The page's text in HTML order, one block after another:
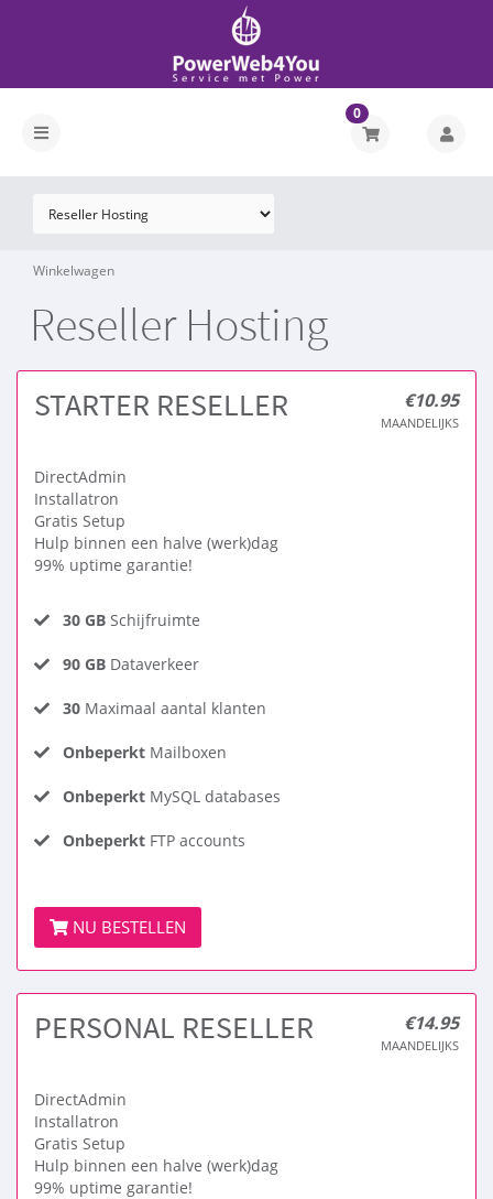
0
Winkelwagen
Reseller Hosting
STARTER RESELLER €10.95
MAANDELIJKS
DirectAdmin
Installatron
Gratis Setup
Hulp binnen een halve (werk)dag
99% uptime garantie!
30 GB Schijfruimte
90 GB Dataverkeer
30 Maximaal aantal klanten
Onbeperkt Mailboxen
Onbeperkt MySQL databases
Onbeperkt FTP accounts
NU BESTELLEN
PERSONAL RESELLER €14.95
MAANDELIJKS
DirectAdmin
Installatron
Gratis Setup
Hulp binnen een halve (werk)dag
99% uptime garantie!